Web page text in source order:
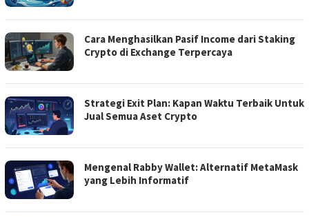
Cara Menghasilkan Pasif Income dari Staking
Crypto di Exchange Terpercaya
Strategi Exit Plan: Kapan Waktu Terbaik Untuk
Jual Semua Aset Crypto
Mengenal Rabby Wallet: Alternatif MetaMask
yang Lebih Informatif